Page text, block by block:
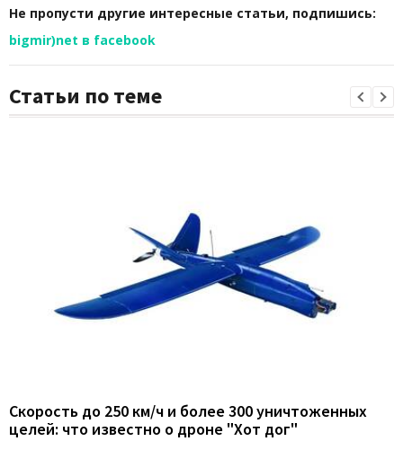
Не пропусти другие интересные статьи, подпишись:
bigmir)net в facebook
Статьи по теме
Скорость до 250 км/ч и более 300 уничтоженных
целей: что известно о дроне "Хот дог"